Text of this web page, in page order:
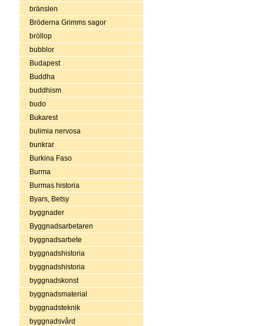
bränslen
Bröderna Grimms sagor
bröllop
bubblor
Budapest
Buddha
buddhism
budo
Bukarest
bulimia nervosa
bunkrar
Burkina Faso
Burma
Burmas historia
Byars, Betsy
byggnader
Byggnadsarbetaren
byggnadsarbete
byggnadshistoria
byggnadshistoria
byggnadskonst
byggnadsmaterial
byggnadsteknik
byggnadsvård